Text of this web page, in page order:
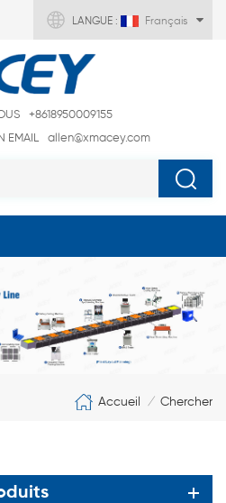
LANGUE : Français
+8618950009155
EMAIL
allen@xmacey.com
Accueil / Chercher